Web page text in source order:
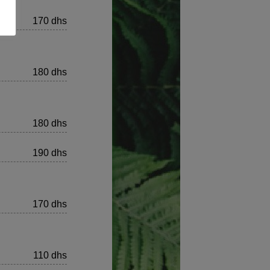
170 dhs
180 dhs
180 dhs
190 dhs
170 dhs
110 dhs